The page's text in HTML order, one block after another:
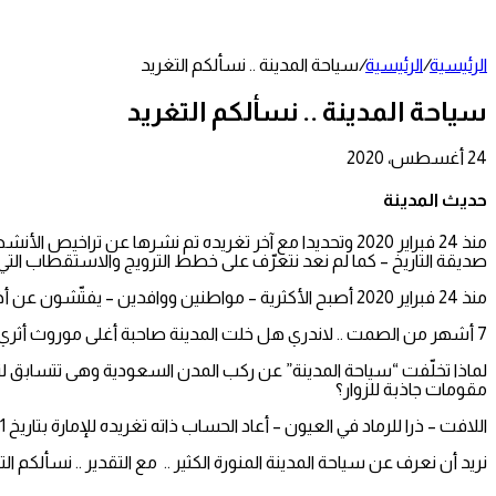
الرئيسية/الرئيسية/سياحة المدينة .. نسألكم التغريد
سياحة المدينة .. نسألكم التغريد
24 أغسطس، 2020
عبر
البريد
حديث المدينة
منذ 24 فبراير 2020 وتحديدا مع آخر تغريده تم نشرها
صديقة التاريخ – كما لم نعد نتعرّف على خطط الترويج والاستقطاب
منذ 24 فبراير 2020 أصبح الأكثرية – مواطنين ووافدين – يفتّشون عن أخبار سياحة المدينة في مواقع مرتكبة المعلومات بعد أن ضن علينا الموقع التفاعلي بنشر أي جديد.
7 أشهر من الصمت .. لاندري هل خلت المدينة صاحبة أغلى موروث أثري وتاريخي وعمراني من خبر واحد نسعد بقراءته؟
لماذا تخلّفت “سياحة المدينة” عن ركب المدن السعودية وهى تتسابق
مقومات جاذبة للزوار؟
اللافت – ذرا للرماد في العيون – أعاد الحساب ذاته تغريده للإمارة بتاريخ 21 يونيو وكأنه يقول للمتابعين ” نحن هنا ”
نريد أن نعرف عن سياحة المدينة المنورة الكثير .. مع التقدير .. نسألكم